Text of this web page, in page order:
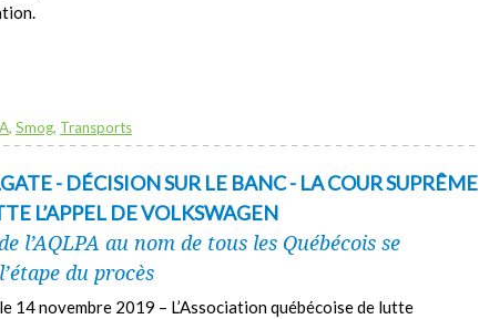
, Smog, Transports
- DÉCISION SUR LE BANC - LA COUR SUPRÊME
L’APPEL DE VOLKSWAGEN
l’AQLPA au nom de tous les Québécois se
du procès
14 novembre 2019 – L’Association québécoise de lutte